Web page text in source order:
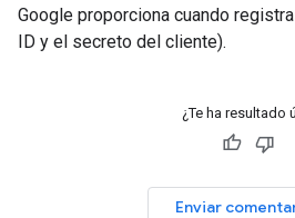
Google proporciona cuando
ID y el secreto del cliente).
¿Te ha resultado
Enviar